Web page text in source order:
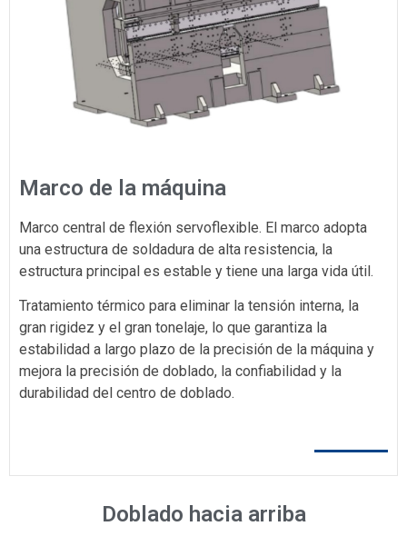
Marco de la máquina
Marco central de flexión servoflexible. El marco adopta
una estructura de soldadura de alta resistencia, la
estructura principal es estable y tiene una larga vida útil.
Tratamiento térmico para eliminar la tensión interna, la
gran rigidez y el gran tonelaje, lo que garantiza la
estabilidad a largo plazo de la precisión de la máquina y
mejora la precisión de doblado, la confiabilidad y la
durabilidad del centro de doblado.
Doblado hacia arriba